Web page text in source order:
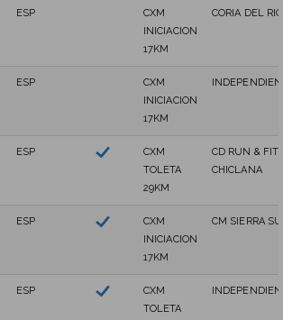
ESP
CXM
INICIACION
17KM
CORIA DEL RIO
ESP
CXM
INICIACION
17KM
ESP
CXM
TOLETA
29KM
CD RUN & FIT
CHICLANA
ESP
CXM
INICIACION
17KM
CM SIERRA
ESP
CXM
TOLETA